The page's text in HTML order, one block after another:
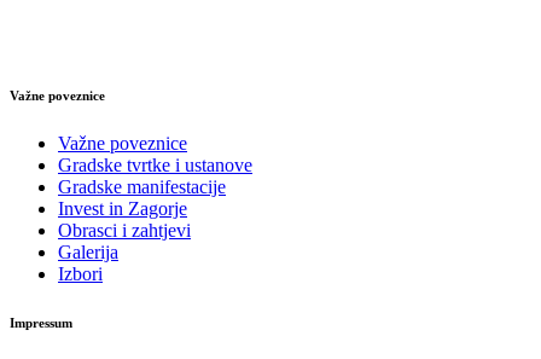
Važne poveznice
Važne poveznice
Gradske tvrtke i ustanove
Gradske manifestacije
Invest in Zagorje
Obrasci i zahtjevi
Galerija
Izbori
Impressum